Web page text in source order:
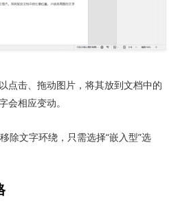
点击、拖动图片，将其放到文档中的
会相应变动。
除文字环绕，只需选择“嵌入型”选